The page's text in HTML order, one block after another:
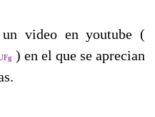
video en youtube (
) en el que se aprecian